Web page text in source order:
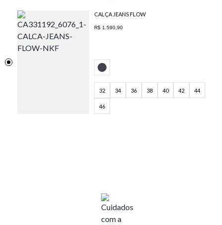
CALÇA JEANS FLOW
R$ 1.590,90
32 34 36 38 40 42 44
46